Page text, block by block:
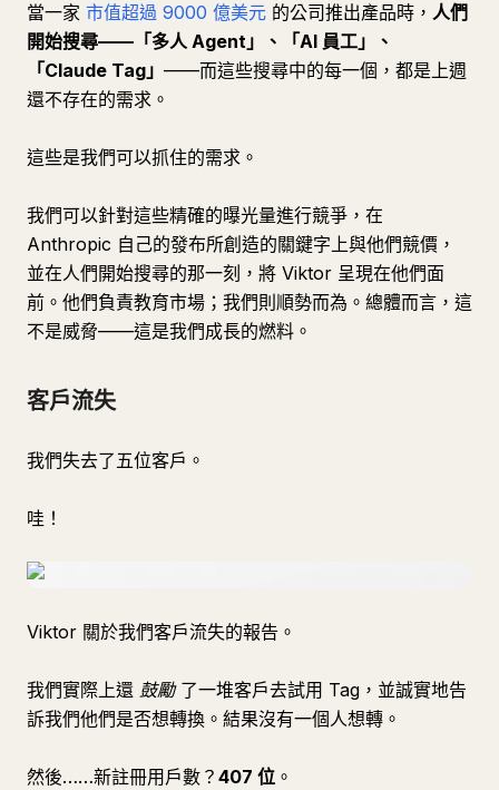
當一家 市值超過 9000 億美元 的公司推出產品時， 人們
開始搜尋——「多人 Agent」、「AI 員工」、
「Claude Tag」 ——而這些搜尋中的每一個，都是上週
還不存在的需求。
這些是我們可以抓住的需求。
我們可以針對這些精確的曝光量進行競爭，在
Anthropic 自己的發布所創造的關鍵字上與他們競價，
並在人們開始搜尋的那一刻，將 Viktor 呈現在他們面
前。他們負責教育市場；我們則順勢而為。總體而言，這
不是威脅——這是我們成長的燃料。
客戶流失
我們失去了五位客戶。
哇！
Viktor 關於我們客戶流失的報告。
我們實際上還 鼓勵了一堆客戶去試用 Tag，並誠實地告
訴我們他們是否想轉換。結果沒有一個人想轉。
然後……新註冊用戶數？ 407 位 。